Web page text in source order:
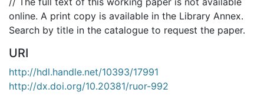
online. A print copy is available in the Library Annex.
Search by title in the catalogue to request the paper.
URI
http://hdl.handle.net/10393/17991
http://dx.doi.org/10.20381/ruor-992